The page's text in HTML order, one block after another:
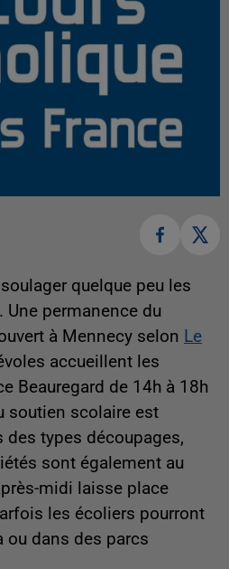
quelque peu les
permanence du
à Mennecy selon Le
accueillent les
Beauregard de 14h à 18h
soutien scolaire est
des types découpages,
sont également au
midi laisse place
les écoliers pourront
ou dans des parcs